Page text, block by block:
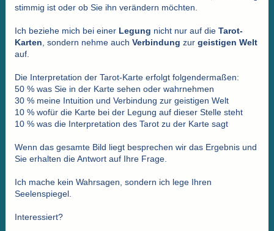
stimmig ist oder ob Sie ihn verändern möchten.
Ich beziehe mich bei einer Legung nicht nur auf die Tarot-
Karten , sondern nehme auch Verbindung zur geistigen Welt
auf.
Die Interpretation der Tarot-Karte erfolgt folgendermaßen:
50 % was Sie in der Karte sehen oder wahrnehmen
30 % meine Intuition und Verbindung zur geistigen Welt
10 % wofür die Karte bei der Legung auf dieser Stelle steht
10 % was die Interpretation des Tarot zu der Karte sagt
Wenn das gesamte Bild liegt besprechen wir das Ergebnis und
Sie erhalten die Antwort auf Ihre Frage.
Ich mache kein Wahrsagen, sondern ich lege Ihren
Seelenspiegel.
Interessiert?